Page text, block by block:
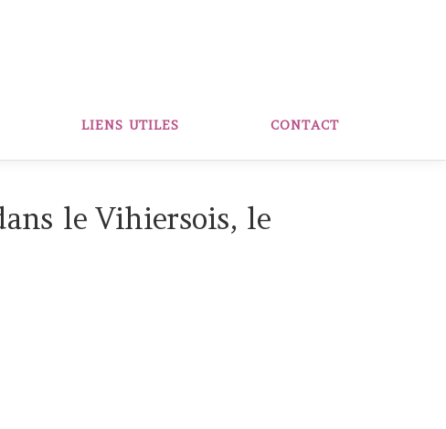
LIENS UTILES CONTACT
le Vihiersois, le